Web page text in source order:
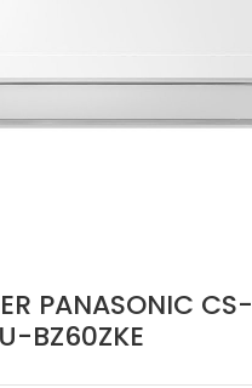
PANASONIC CS-
BZ60ZKE